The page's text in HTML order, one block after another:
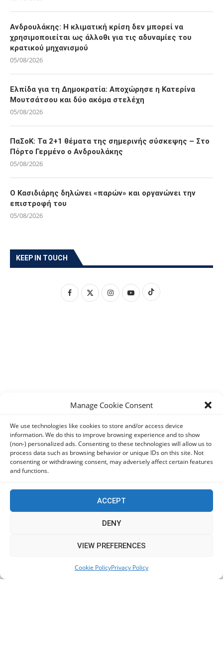
Manage Cookie Consent
We use technologies like cookies to store and/or access device
information. We do this to improve browsing experience and to show
(non-) personalized ads. Consenting to these technologies will allow us to
process data such as browsing behavior or unique IDs on this site. Not
consenting or withdrawing consent, may adversely affect certain features
and functions.
ACCEPT
DENY
VIEW PREFERENCES
Cookie PolicyPrivacy Policy
Ανδρουλάκης: Η κλιματική κρίση δεν μπορεί να
χρησιμοποιείται ως άλλοθι για τις αδυναμίες του
κρατικού μηχανισμού
05/08/2026
Ελπίδα για τη Δημοκρατία: Αποχώρησε η Κατερίνα
Μουτσάτσου και δύο ακόμα στελέχη
05/08/2026
ΠαΣοΚ: Τα 2+1 θέματα της σημερινής σύσκεψης – Στο
Πόρτο Γερμένο ο Ανδρουλάκης
05/08/2026
Ο Κασιδιάρης δηλώνει «παρών» και οργανώνει την
επιστροφή του
05/08/2026
KEEP IN TOUCH
This website uses cookies to improve your experience. We'll
Accept
Read More